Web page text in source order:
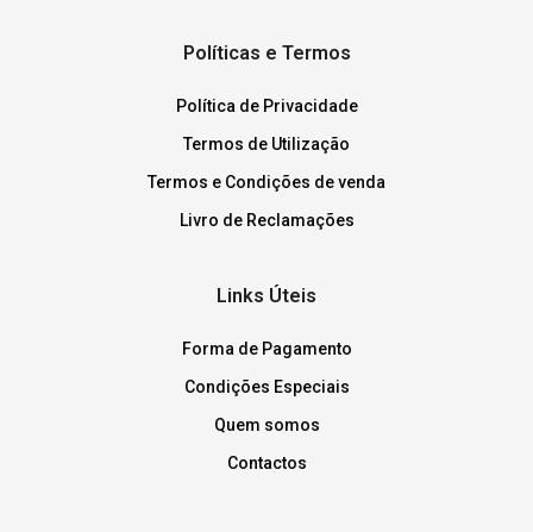
Políticas e Termos
Política de Privacidade
Termos de Utilização
Termos e Condições de venda
Livro de Reclamações
Links Úteis
Forma de Pagamento
Condições Especiais
Quem somos
Contactos